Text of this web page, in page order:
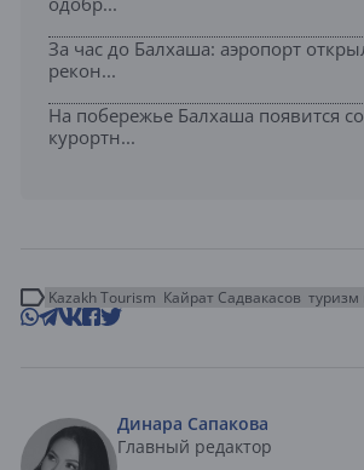
За час до Балхаша: аэропорт
рекон...
На побережье Балхаша появится
курортн...
Kazakh Tourism Кайрат Садвакасов туризм
Динара Сапакова
Главный редактор